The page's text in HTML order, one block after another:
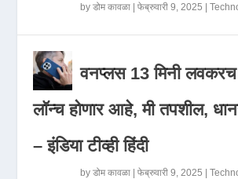
byडोम कावळा |फेब्रुवारी 9, 2025 |
वनप्लस 13 मिनी लवकरच
लॉन्च होणार आहे, मी तपशील,
– इंडिया टीव्ही हिंदी
byडोम कावळा |फेब्रुवारी 9, 2025 |